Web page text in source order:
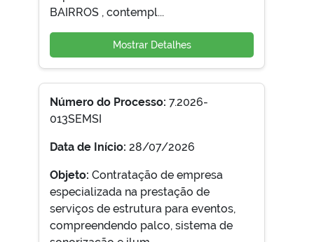
BAIRROS , contempl...
Mostrar Detalhes
Número do Processo: 7.2026-
013SEMSI
Data de Início: 28/07/2026
Objeto: Contratação de empresa
especializada na prestação de
serviços de estrutura para eventos,
compreendendo palco, sistema de